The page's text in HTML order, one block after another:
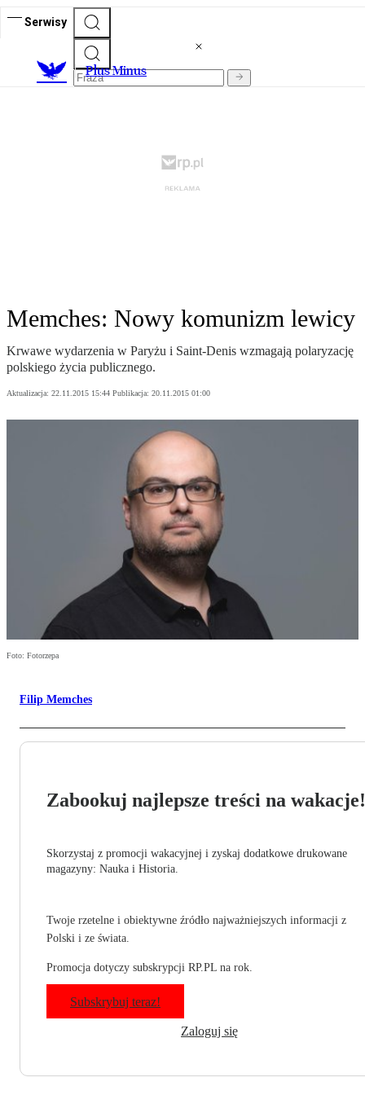
Serwisy
Plus Minus
Memches: Nowy komunizm lewicy
Krwawe wydarzenia w Paryżu i Saint-Denis wzmagają polaryzację
polskiego życia publicznego.
Aktualizacja: 22.11.2015 15:44 Publikacja: 20.11.2015 01:00
Foto: Fotorzepa
Filip Memches
Zabookuj najlepsze treści na wakacje!
Skorzystaj z promocji wakacyjnej i zyskaj dodatkowe drukowane
magazyny: Nauka i Historia.
Twoje rzetelne i obiektywne źródło najważniejszych informacji z
Polski i ze świata.
Promocja dotyczy subskrypcji RP.PL na rok.
Subskrybuj teraz!
Zaloguj się